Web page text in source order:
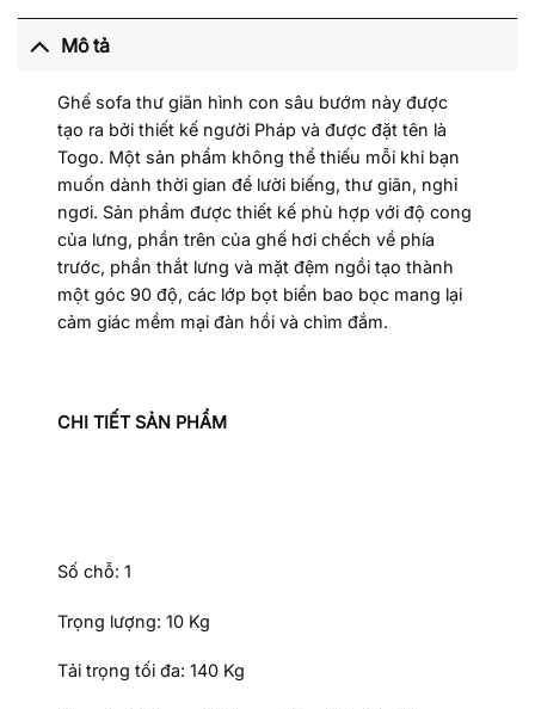
Mô tả
Ghế sofa thư giãn hình con sâu bướm này được
tạo ra bởi thiết kế người Pháp và được đặt tên là
Togo. Một sản phẩm không thể thiếu mỗi khi bạn
muốn dành thời gian để lười biếng, thư giãn, nghỉ
ngơi. Sản phẩm được thiết kế phù hợp với độ cong
của lưng, phần trên của ghế hơi chếch về phía
trước, phần thắt lưng và mặt đệm ngồi tạo thành
một góc 90 độ, các lớp bọt biển bao bọc mang lại
cảm giác mềm mại đàn hồi và chìm đắm.
CHI TIẾT SẢN PHẨM
Số chỗ: 1
Trọng lượng: 10 Kg
Tải trọng tối đa: 140 Kg